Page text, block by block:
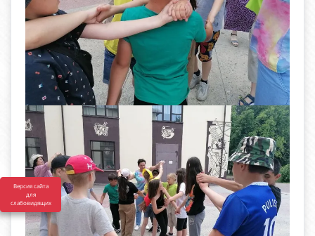
Версия сайта
для
слабовидящих